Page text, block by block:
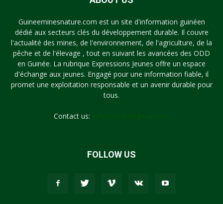
Guineeminesnature.com est un site d'information guinéen
dédié aux secteurs clés du développement durable. Il couvre
l'actualité des mines, de l'environnement, de l'agriculture, de la
pêche et de l'élevage , tout en suivant les avancées des ODD
en Guinée. La rubrique Expressions Jeunes offre un espace
d'échange aux jeunes. Engagé pour une information fiable, il
promet une exploitation responsable et un avenir durable pour
tous.
Contact us:
FOLLOW US